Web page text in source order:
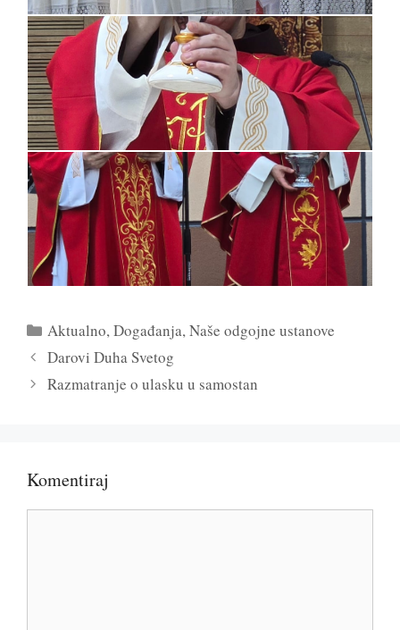
Kategorije
Aktualno,Događanja,Naše odgojne ustanove
Darovi Duha Svetog
Razmatranje o ulasku u samostan
Komentiraj